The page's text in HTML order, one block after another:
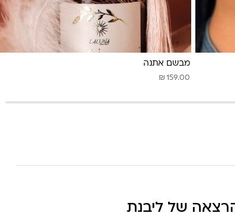
מבשם אתנה
₪ 159.00
של ליבנת